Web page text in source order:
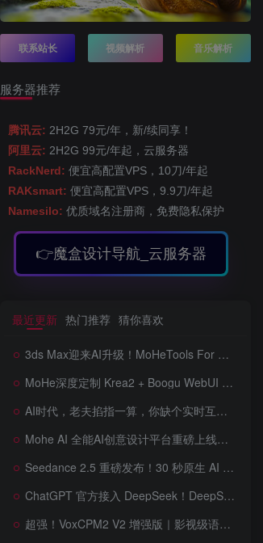
联系站长 视频解析 音乐解析
服务器推荐
腾讯云: 2H2G 79元/年，新/续同享！
阿里云: 2H2G 99元/年起，云服务器
RackNerd: 便宜高配置VPS，10刀/年起
RAKsmart: 便宜高配置VPS，9.9刀/年起
Namesilo: 优质域名注册商，免费隐私保护
👉魔盒设计导航_云服务器
最近更新 热门推荐 猜你喜欢
3ds Max迎来AI升级！MoHeTools For 3ds Max 2012 ~ 2026 智能工具箱插件发布，支持AI 3D建模、文生图、图生图、效果图生成，全面提升室内设计效率
MoHe深度定制 Krea2 + Boogu WebUI v2.0 重磅发布！专为 AI 室内设计师打造，一键切换定制工作流，彻底告别 ComfyUI 复杂节点，一键生图！
AI时代，老夫掐指一算，你缺个实时互动的 AI 赛博女友！无需 API、完全免费、实时语音互动，零延迟打造专属 AI 数字女友，附本地部署教程！
Mohe AI 全能AI创意设计平台重磅上线！一站式AI提示词词库·对话·绘画·画廊·推流AI创意神器与AIGC展示平台系统全面升级！
Seedance 2.5 重磅发布！30 秒原生 AI 视频、50 个多模态参考、原位编辑全上线，告别抽卡盲盒，AI 视频正式进入导演时代！
ChatGPT 官方接入 DeepSeek！DeepSeek V4 Flash 0731 重磅开源发布！AI 编程能力全面升级，支持识图、支持 Responses API，本地部署全攻略！
超强！VoxCPM2 V2 增强版｜影视级语音克隆，音色永久保存，文字转语音+AI声音克隆+方言 + ai语音设计+多人对话 + 字幕全搞定